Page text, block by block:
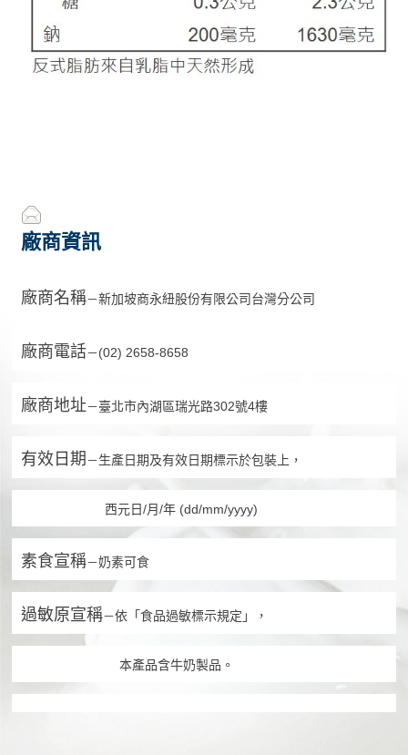
廠商資訊
廠商名稱－新加坡商永紐股份有限公司台灣分公司
廠商電話－(02) 2658-8658
廠商地址－臺北市內湖區瑞光路302號4樓
有效日期 －生產日期及有效日期標示於包裝上，
西元日/月/年 (dd/mm/yyyy)
素食宣稱－奶素可食
過敏原宣稱－依「食品過敏標示規定」，
本產品含牛奶製品。